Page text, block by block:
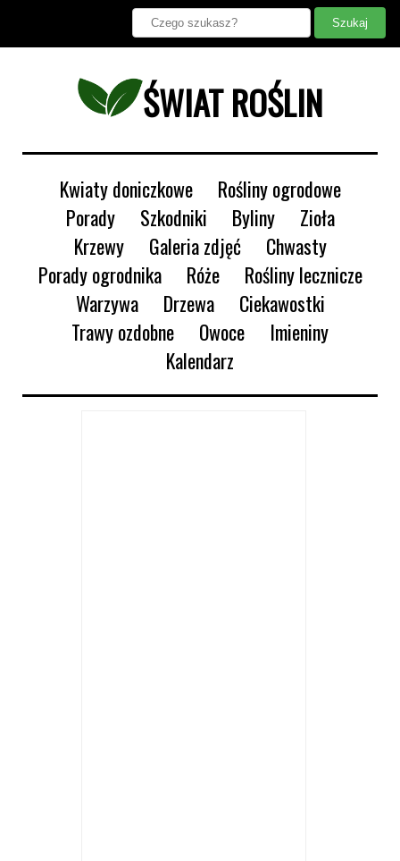
ŚWIAT ROŚLIN
Kwiaty doniczkowe
Rośliny ogrodowe
Porady
Szkodniki Byliny
Zioła
Krzewy
Galeria zdjęć
Chwasty
Porady ogrodnika
Róże
Rośliny lecznicze
Warzywa
Drzewa
Ciekawostki
Trawy ozdobne
Owoce
Imieniny
Kalendarz